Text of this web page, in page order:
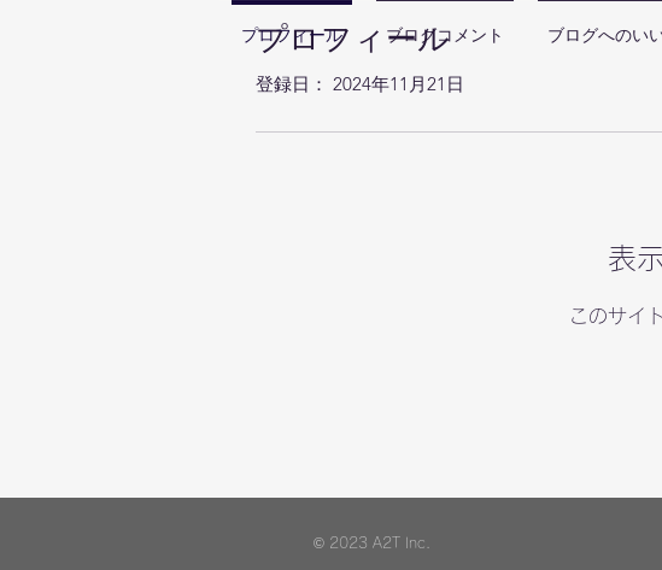
プロフィール
登録日： 2024年11月21日
表
このサイ
プロフィール ブログコメント ブログへのい
© 2023 A2T Inc.